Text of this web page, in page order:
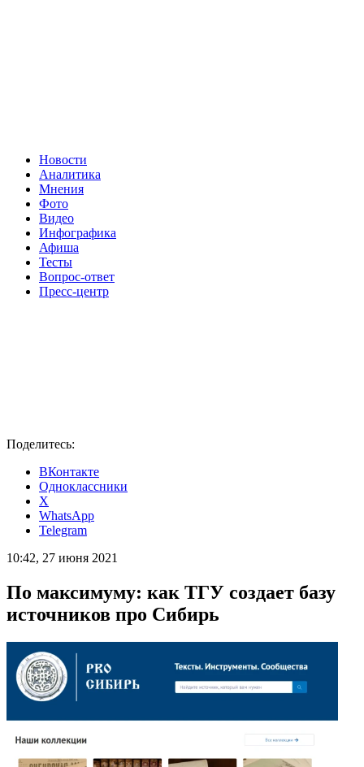
Новости
Аналитика
Мнения
Фото
Видео
Инфографика
Афиша
Тесты
Вопрос-ответ
Пресс-центр
Поделитесь:
ВКонтакте
Одноклассники
X
WhatsApp
Telegram
10:42, 27 июня 2021
По максимуму: как ТГУ создает базу
источников про Сибирь